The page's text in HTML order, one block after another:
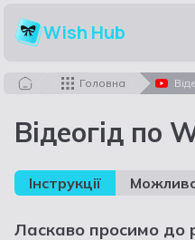
Wish Hub
Головна
Відеогід по
Інструкції
Ласкаво просимо до